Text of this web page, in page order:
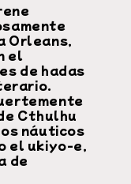
Orleans,
el
de hadas
Cthulhu
náuticos
el ukiyo-e,
de